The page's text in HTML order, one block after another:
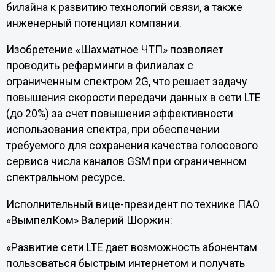
билайна к развитию технологий связи, а также
инженерный потенциал компании.
Изобретение «Шахматное ЧТП» позволяет
проводить рефарминги в филиалах с
ограниченным спектром 2G, что решает задачу
повышения скорости передачи данных в сети LTE
(до 20%) за счет повышения эффективности
использования спектра, при обеспечении
требуемого для сохранения качества голосового
сервиса числа каналов GSM при ограниченном
спектральном ресурсе.
Исполнительный вице-президент по технике ПАО
«ВымпелКом» Валерий Шоржин:
«Развитие сети LTE дает возможность абонентам
пользоваться быстрым интернетом и получать